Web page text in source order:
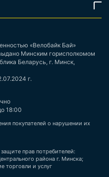
«Велобайк Бай»
Минским горисполкомом
Беларусь, г. Минск,
г.
18:00
покупателей о нарушении их
прав потребителей:
района г. Минска;
торговли и услуг